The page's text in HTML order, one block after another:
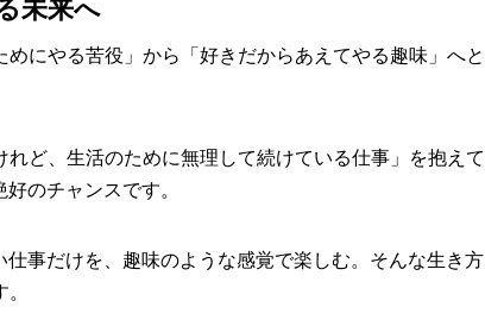
未来へ
にやる苦役」から「好きだからあえてやる趣味」へと
ど、生活のために無理して続けている仕事」を抱えて
のチャンスです。
事だけを、趣味のような感覚で楽しむ。そんな生き方